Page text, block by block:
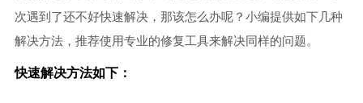
次遇到了还不好快速解决，那该怎么办呢？小编提供如下几种
解决方法，推荐使用专业的修复工具来解决同样的问题。
快速解决方法如下：